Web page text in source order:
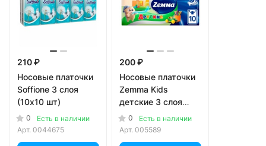
210 ₽
Носовые платочки
Soffione 3 слоя
(10х10 шт)
0
Есть в наличии
Арт. 0044675
200 ₽
Носовые платочки
Zemma Kids
детские 3 слоя
(10х10 шт)
0
Есть в наличии
Арт. 005589